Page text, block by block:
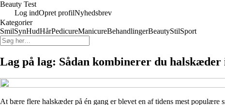
Beauty Test
Log indOpret profilNyhedsbrev
Kategorier
SmilSynHudHårPedicureManicureBehandlingerBeautyStilSport
Lag på lag: Sådan kombinerer du
At bære flere halskæder på én gang er blevet en af tidens mest